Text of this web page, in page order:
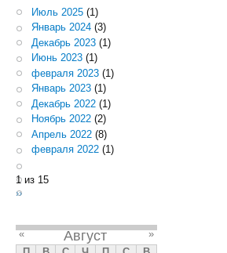
Июль 2025(1)
Январь 2024(3)
Декабрь 2023(1)
Июнь 2023(1)
февраля 2023(1)
Январь 2023(1)
Декабрь 2022(1)
Ноябрь 2022(2)
Апрель 2022(8)
февраля 2022(1)
1 из 15
››
« Август
»